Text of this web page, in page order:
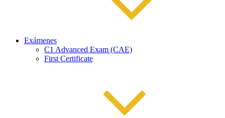
Exámenes
C1 Advanced Exam (CAE)
First Certificate